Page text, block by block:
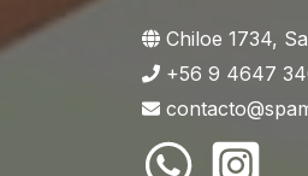
Chiloe 1734,
+56 9 4647